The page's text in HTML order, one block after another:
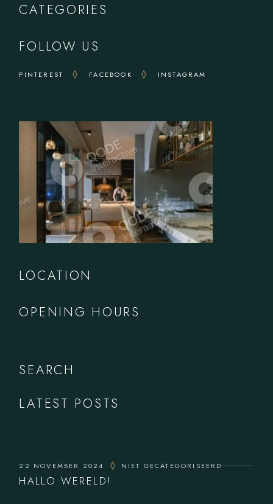
CATEGORIES
FOLLOW US
PINTEREST FACEBOOK INSTAGRAM
LOCATION
OPENING HOURS
SEARCH
LATEST POSTS
22 NOVEMBER 2024 NIET GECATEGORISEERD
HALLO WERELD!